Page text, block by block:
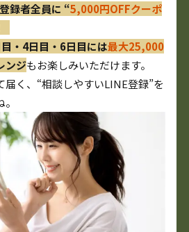
録者全員に “5,000円OFFクーポ
・4日目・6日目には最大25,000
ンジもお楽しみいただけます。
届く、“相談しやすいLINE登録”を